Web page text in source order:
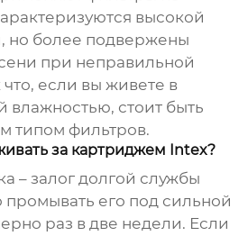
высокой
но более подвержены
при неправильной
что, если вы живете в
влажностью, стоит быть
типом фильтров.
за картриджем Intex?
– залог долгой службы
его под сильной
раз в две недели. Если